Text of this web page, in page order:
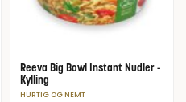
Reeva Big Bowl Instant Nudler -
Kylling
HURTIG OG NEMT